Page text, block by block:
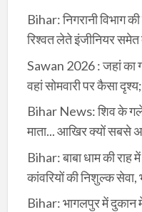
Bihar: निगरानी विभाग
रिश्वत लेते इंजीनियर समेत
Sawan 2026 : जहां का
वहां सोमवारी पर कैसा
Bihar News: शिव के गले
माता... आखिर क्यों सबसे
Bihar: बाबा धाम की
कांवरियों की निशुल्क
Bihar: भागलपुर में दुकान